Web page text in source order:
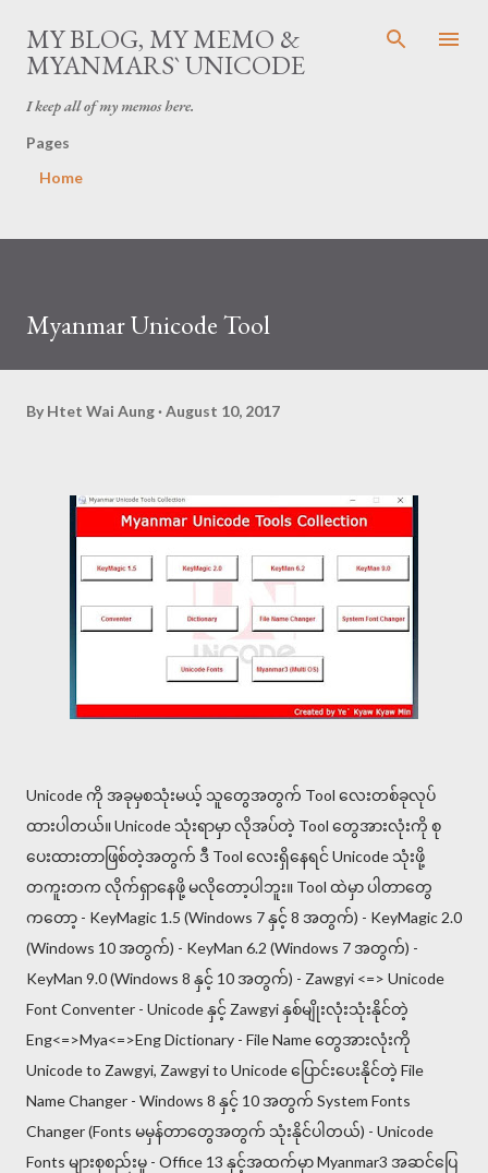
Skip to main content
MY BLOG, MY MEMO &
MYANMARS` UNICODE
I keep all of my memos here.
Pages
Home
Myanmar Unicode Tool
By Htet Wai Aung August 10, 2017
Unicode ကို အခုမှစသုံးမယ့် သူတွေအတွက် Tool လေးတစ်ခုလုပ်
ထားပါတယ်။ Unicode သုံးရာမှာ လိုအပ်တဲ့ Tool တွေအားလုံးကို စု
ပေးထားတာဖြစ်တဲ့အတွက် ဒီ Tool လေးရှိနေရင် Unicode သုံးဖို့
တကူးတက လိုက်ရှာနေဖို့ မလိုတော့ပါဘူး။ Tool ထဲမှာ ပါတာတွေ
ကတော့ - KeyMagic 1.5 (Windows 7 နှင့် 8 အတွက်) - KeyMagic 2.0
(Windows 10 အတွက်) - KeyMan 6.2 (Windows 7 အတွက်) -
KeyMan 9.0 (Windows 8 နှင့် 10 အတွက်) - Zawgyi <=> Unicode
Font Conventer - Unicode နှင့် Zawgyi နှစ်မျိုးလုံးသုံးနိုင်တဲ့
Eng<=>Mya<=>Eng Dictionary - File Name တွေအားလုံးကို
Unicode to Zawgyi, Zawgyi to Unicode ပြောင်းပေးနိုင်တဲ့ File
Name Changer - Windows 8 နှင့် 10 အတွက် System Fonts
Changer (Fonts မမှန်တာတွေအတွက် သုံးနိုင်ပါတယ်) - Unicode
Fonts များစုစည်းမှု - Office 13 နှင့်အထက်မှာ Myanmar3 အဆင်ပြေ